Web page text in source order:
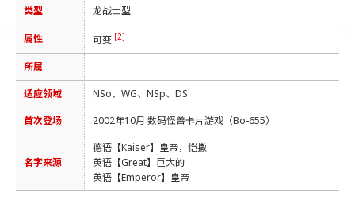
类型 龙战士型
属性 可变 [2]
所属
适应领域
NSo、WG、NSp、DS
首次登场
2002年10月 数码怪兽卡片游戏（Bo-655）
名字来源
德语【Kaiser】皇帝，恺撒
英语【Great】巨大的
英语【Emperor】皇帝